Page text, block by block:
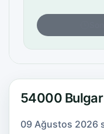
54000 Bulgar
09 Ağustos 2026